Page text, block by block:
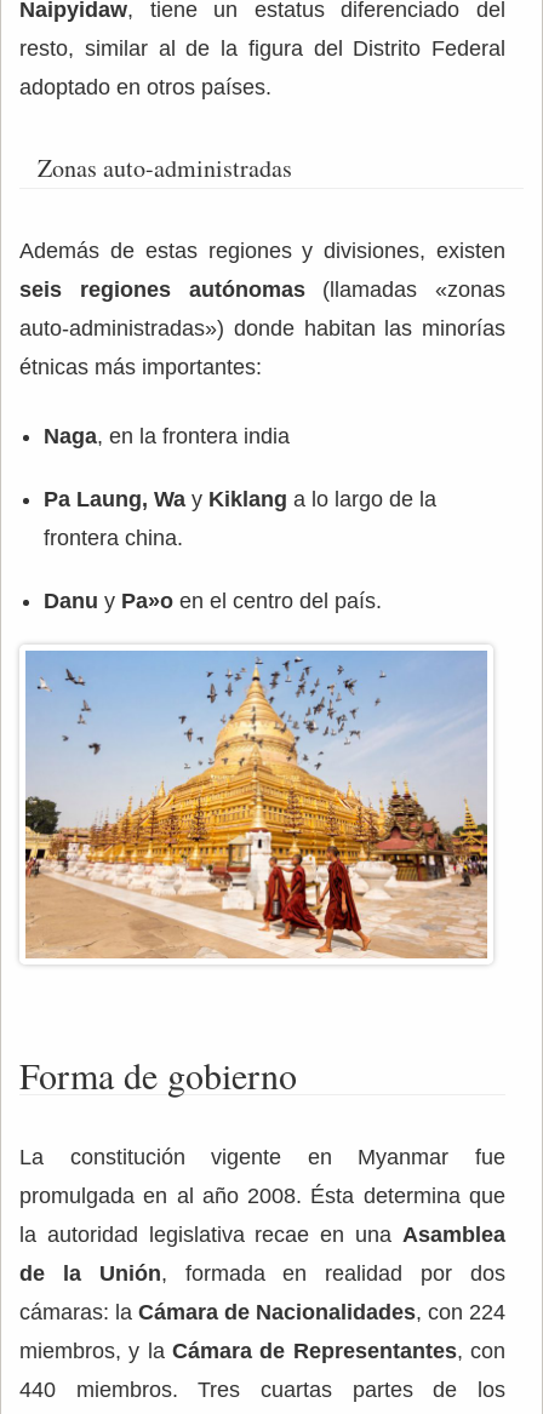
Naipyidaw, tiene un estatus diferenciado del
resto, similar al de la figura del Distrito Federal
adoptado en otros países.
Zonas auto-administradas
Además de estas regiones y divisiones, existen
seis
regiones autónomas(llamadas «zonas
auto-administradas») donde habitan las minorías
étnicas más importantes:
Naga, en la frontera india
Pa Laung, Wa y Kiklang a lo largo de la
frontera china.
Danu y Pa»o en el centro del país.
Forma de gobierno
La constitución vigente en Myanmar fue
promulgada en al año 2008. Ésta determina que
la autoridad legislativa recae en una Asamblea
de la Unión, formada en realidad por dos
cámaras: la Cámara de Nacionalidades, con 224
miembros, y la Cámara de Representantes, con
440 miembros. Tres cuartas partes de los